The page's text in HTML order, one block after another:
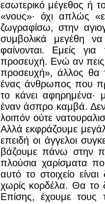
εσωτερικό μέγεθος ή
«νους»· όχι απλώς
ζωγραφίσω, στην
συμβολικά μεγέθη
φαίνονται. Εμείς
προσευχή. Ενώ αν
προσευχή», άλλος θα
ένας άνθρωπος που
το κάνει αφηρημένα·
έναν άσπρο καμβά.
λοιπόν ούτε
Αλλά εκφράζουμε
επειδή οι άγγελοι
βάζουμε πάνω στην
πλούσια χαρίσματα
αυτό το στοιχείο
χωρίς κορδέλα. Θα το
Επίσης, έχουμε τους